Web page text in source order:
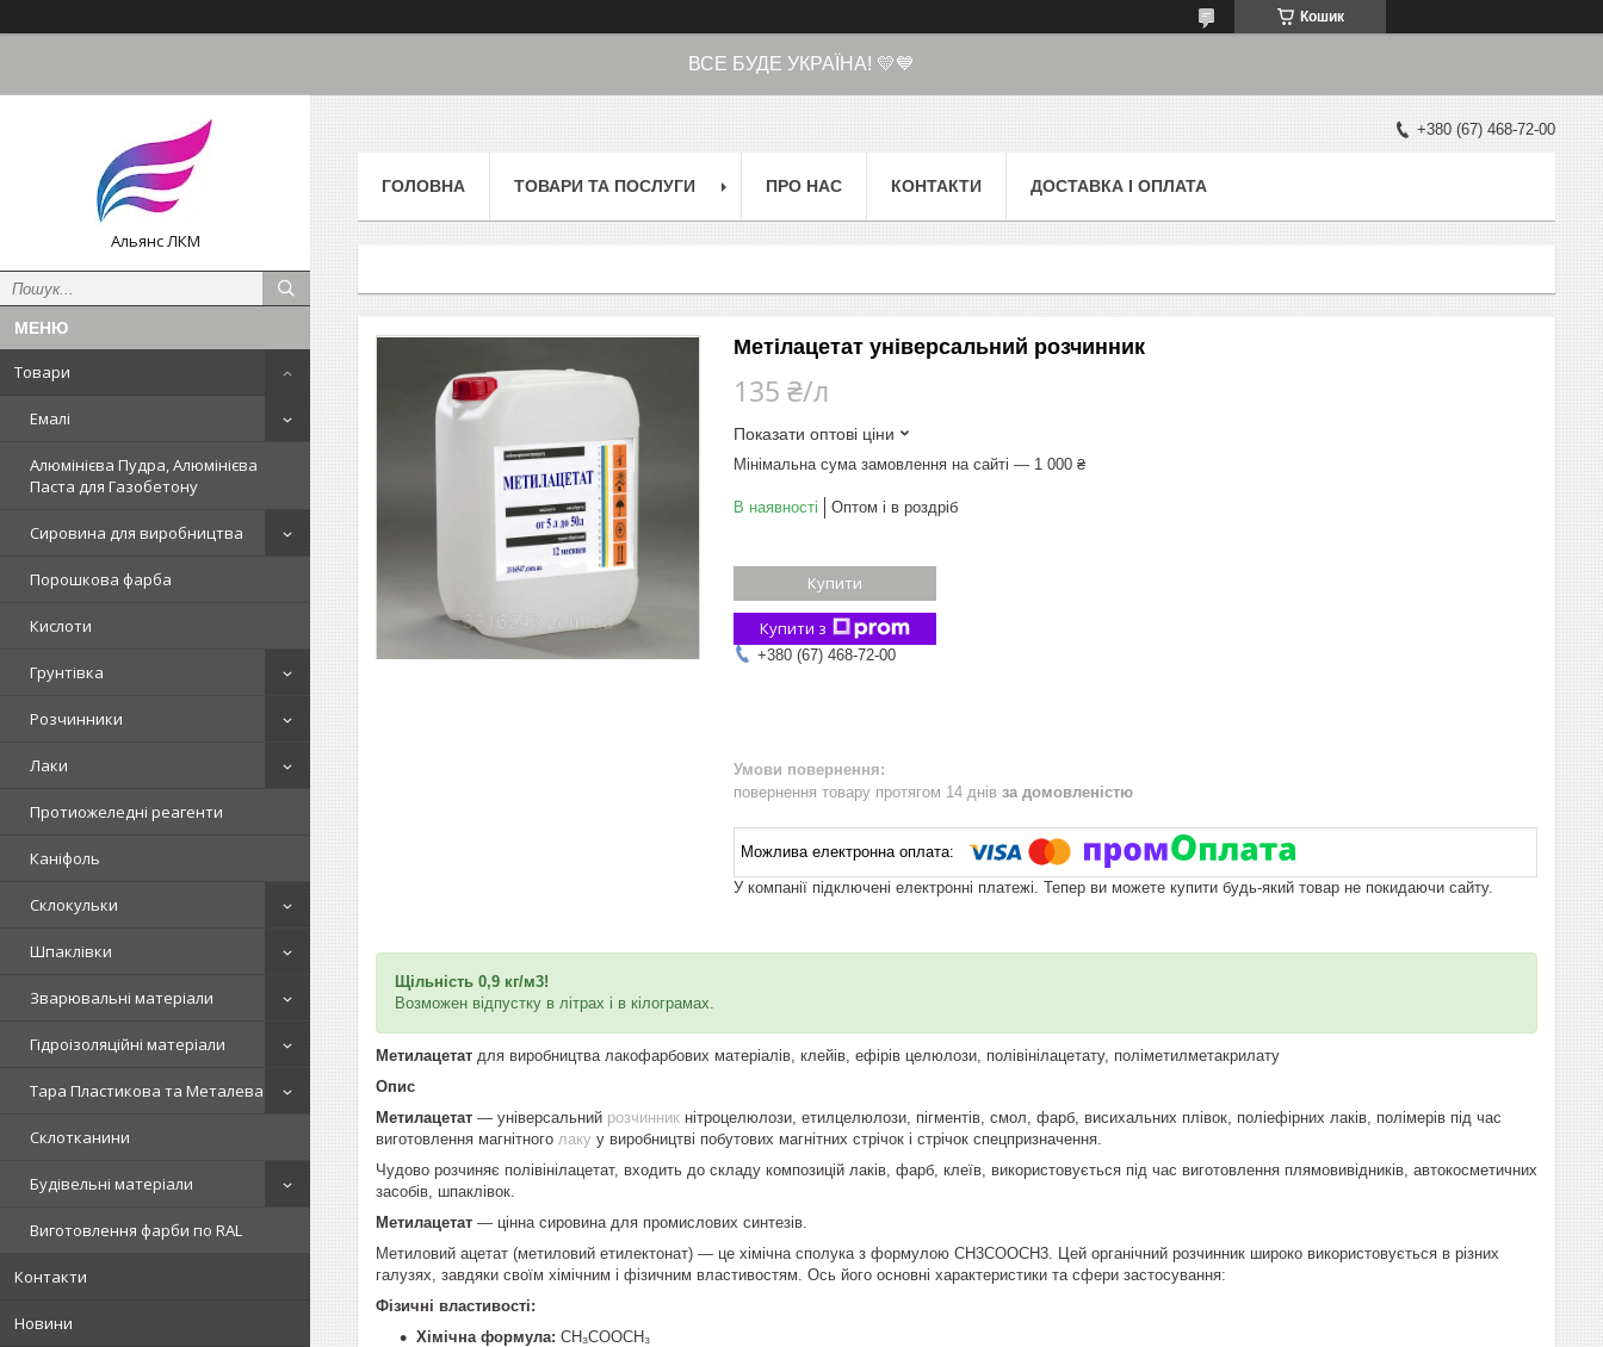
Кошик
ВСЕ БУДЕ УКРАЇНА! 💛💙
Альянс ЛКМ
Товари
Емалі
Алюмінієва Пудра, Алюмінієва
Паста для Газобетону
Сировина для виробництва
Порошкова фарба
Кислоти
Грунтівка
Розчинники
Лаки
Протиожеледні реагенти
Каніфоль
Склокульки
Шпаклівки
Зварювальні матеріали
Гідроізоляційні матеріали
Тара Пластикова та Металева
Склотканини
Будівельні матеріали
Виготовлення фарби по RAL
Контакти
Новини
+380 (67) 468-72-00
ГОЛОВНА ТОВАРИ ТА ПОСЛУГИ ПРО НАС КОНТАКТИ ДОСТАВКА І ОПЛАТА
Метілацетат універсальний розчинник
135 ₴/л
Показати оптові ціни
Мінімальна сума замовлення на сайті — 1 000 ₴
В наявності Оптом і в роздріб
Купити
Купити з
+380 (67) 468-72-00
повернення товару протягом 14 днів за домовленістю
У компанії підключені електронні платежі. Тепер ви можете купити будь-який товар не покидаючи сайту.
Щільність 0,9 кг/м3!
Возможен відпустку в літрах і в кілограмах.
Метилацетат для виробництва лакофарбових матеріалів, клейів, ефірів целюлози, полівінілацетату, поліметилметакрилату
Опис
Метилацетат — універсальний розчинник нітроцелюлози, етилцелюлози, пігментів, смол, фарб, висихальних плівок, поліефірних лаків, полімерів під час
виготовлення магнітного лаку у виробництві побутових магнітних стрічок і стрічок спецпризначення.
Чудово розчиняє полівінілацетат, входить до складу композицій лаків, фарб, клеїв, використовується під час виготовлення плямовивідників, автокосметичних
засобів, шпаклівок.
Метилацетат — цінна сировина для промислових синтезів.
Метиловий ацетат (метиловий етилектонат) — це хімічна сполука з формулою CH3COOCH3. Цей органічний розчинник широко використовується в різних
галузях, завдяки своїм хімічним і фізичним властивостям. Ось його основні характеристики та сфери застосування:
Фізичні властивості:
Хімічна формула: CH₃COOCH₃